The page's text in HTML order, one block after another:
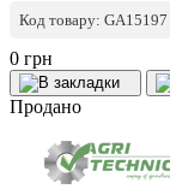
Код товару: GA15197
0 грн
Продано